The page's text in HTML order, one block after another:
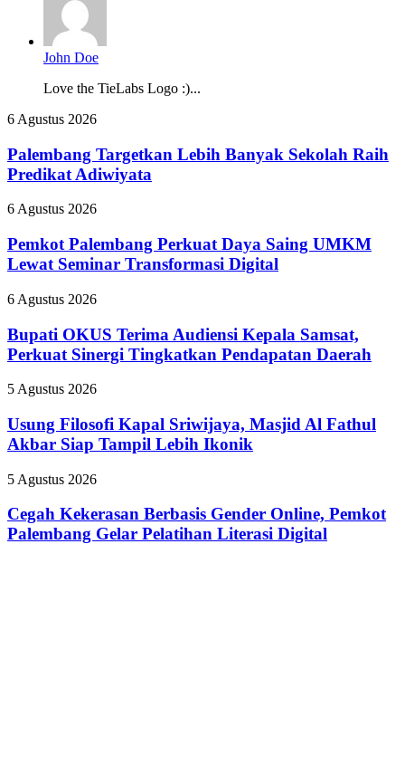
John Doe
Love the TieLabs Logo :)...
Palembang
Lebih
Banyak
Sekolah
Predikat
6 Agustus 2026
Palembang Targetkan Lebih Banyak Sekolah Raih
Predikat Adiwiyata
Pemkot
Perkuat
Daya
Saing
Lewat
Transformasi
Digital
6 Agustus 2026
Pemkot Palembang Perkuat Daya Saing UMKM
Lewat Seminar Transformasi Digital
Bupati
Terima
Audiensi
Kepala
Perkuat
Tingkatkan
Pendapatan
6 Agustus 2026
Bupati OKUS Terima Audiensi Kepala Samsat,
Perkuat Sinergi Tingkatkan Pendapatan Daerah
Usung
Kapal
Sriwijaya,
Masjid
Fathul
Siap
Tampil
5 Agustus 2026
Usung Filosofi Kapal Sriwijaya, Masjid Al Fathul
Akbar Siap Tampil Lebih Ikonik
Cegah
Berbasis
Gender
Online,
5 Agustus 2026
Cegah Kekerasan Berbasis Gender Online, Pemkot
Palembang Gelar Pelatihan Literasi Digital